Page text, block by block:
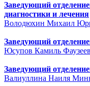
Заведующий
диагностики и лечения
Володюхин Михаил
Заведующий
Юсупов Камиль
Заведующий
Валиуллина Наиля